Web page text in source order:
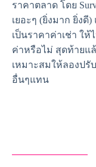
ราคาตลาด โดย
เยอะๆ (ยิ่งมาก ยิ่งดี
เป็นราคาค่าเช่า ให้
ค่าหรือไม่ สุดท้ายแ
เหมาะสมให้ลองปรั
อื่นๆแทน